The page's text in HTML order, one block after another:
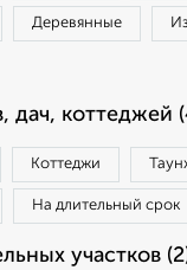
Деревянные
дач, коттеджей
Коттеджи
На длительный срок
участков